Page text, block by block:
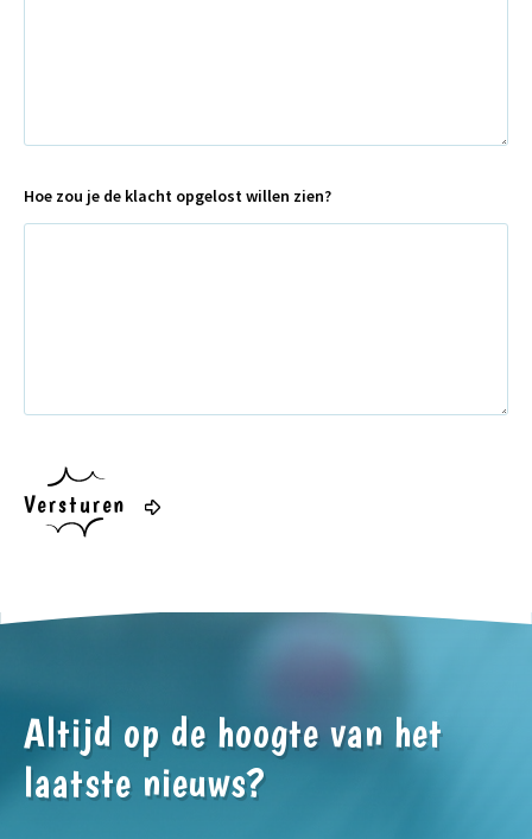
Hoe zou je de klacht opgelost willen zien?
Versturen
Altijd op de hoogte van het
laatste nieuws?